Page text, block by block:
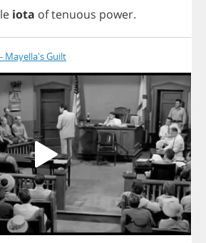
iota oftenuous power.
Mayella's Guilt